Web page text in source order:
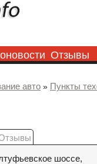
Отзывы
авто » Пункты
шоссе,